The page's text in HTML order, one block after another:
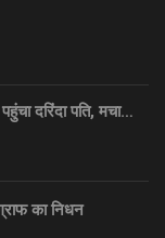
दरिंदा पति, मचा…
का निधन